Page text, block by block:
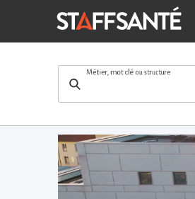
Métier, mot clé ou structure